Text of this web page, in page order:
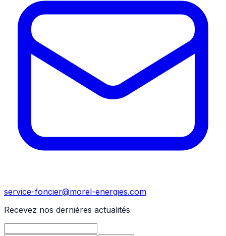
service-foncier@morel-energies.com
Recevez nos dernières actualités